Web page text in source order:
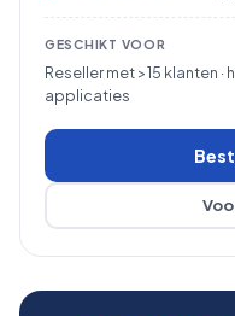
GESCHIKT VOOR
Reseller met >15 klanten
applicaties